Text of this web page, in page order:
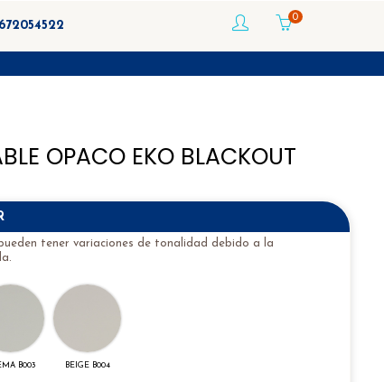
672054522
0
OPACO EKO BLACKOUT
tener variaciones de tonalidad debido a la
B003 BEIGE B004